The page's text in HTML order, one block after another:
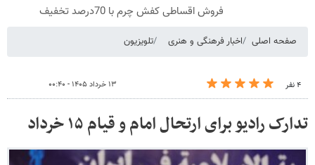
فروش اقساطی کفش چرم با 70درصد تخفیف
صفحه اصلی اخبار فرهنگی و هنری تلویزیون
۴ نفر ۱۳ خرداد ۱۴۰۵ - ۰۰:۴۰
تدارک رادیو برای ارتحال امام و قیام ۱۵ خرداد